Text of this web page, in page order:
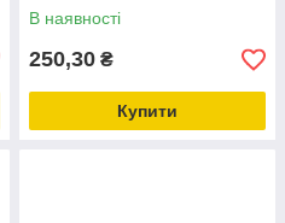
В наявності
250,30 ₴
Купити